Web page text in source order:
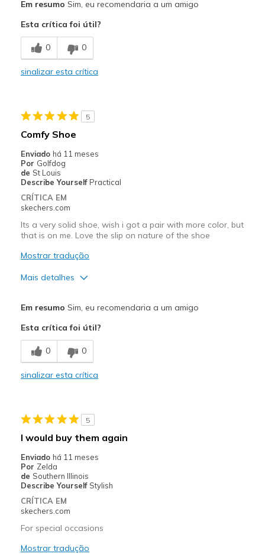
Comfortable
Stylish
Going Out
Sizing
Feels true to size
Em resumo Sim, eu recomendaria a um amigo
Esta crítica foi útil?
0 0
sinalizar esta crítica
5
Comfy Shoe
Enviado há 11 meses
Por Golfdog
de St Louis
Describe Yourself Practical
CRÍTICA EM
skechers.com
Its a very solid shoe, wish i got a pair with more color, but
that is on me. Love the slip on nature of the shoe
Mostrar tradução
Mais detalhes
Contras
None
Travel
Sizing
View On Shoes
Shoes are for Wearing
Em resumo Sim, eu recomendaria a um amigo
Esta crítica foi útil?
0 0
sinalizar esta crítica
5
I would buy them again
Enviado há 11 meses
Por Zelda
de Southern Illinois
Describe Yourself Stylish
CRÍTICA EM
skechers.com
For special occasions
Mostrar tradução